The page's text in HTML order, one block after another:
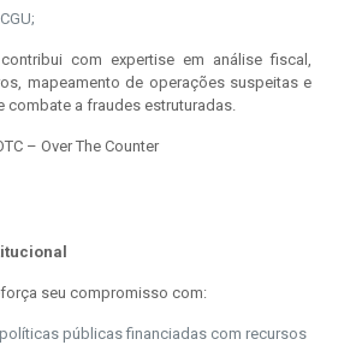
com expertise em análise fiscal,
mapeamento de operações suspeitas e
combate a fraudes estruturadas.
– Over The Counter
seu compromisso com:
públicas financiadas com recursos